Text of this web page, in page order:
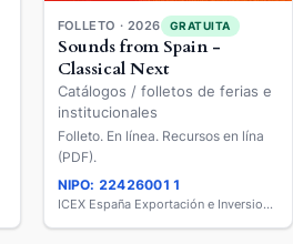
FOLLETO · 2026 GRATUITA
Sounds from Spain -
Classical Next
Catálogos / folletos de ferias e
institucionales
Folleto. En línea. Recursos en lína
(PDF).
NIPO: 224260011
ICEX España Exportación e Inversiones